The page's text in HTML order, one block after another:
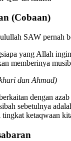
(Cobaan)
SAW pernah
yang Allah
memberinya
dan Ahmad)
dengan
sebetulnya
ketaqwaan